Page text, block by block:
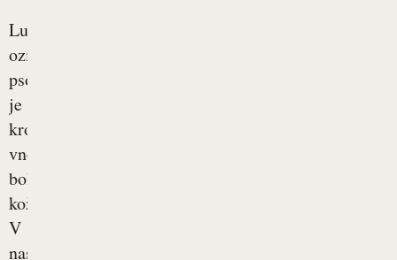
Luskavica
oziroma
psoriaza
je
kronična
vnetna
bolezen
kože.
V
nasprotju